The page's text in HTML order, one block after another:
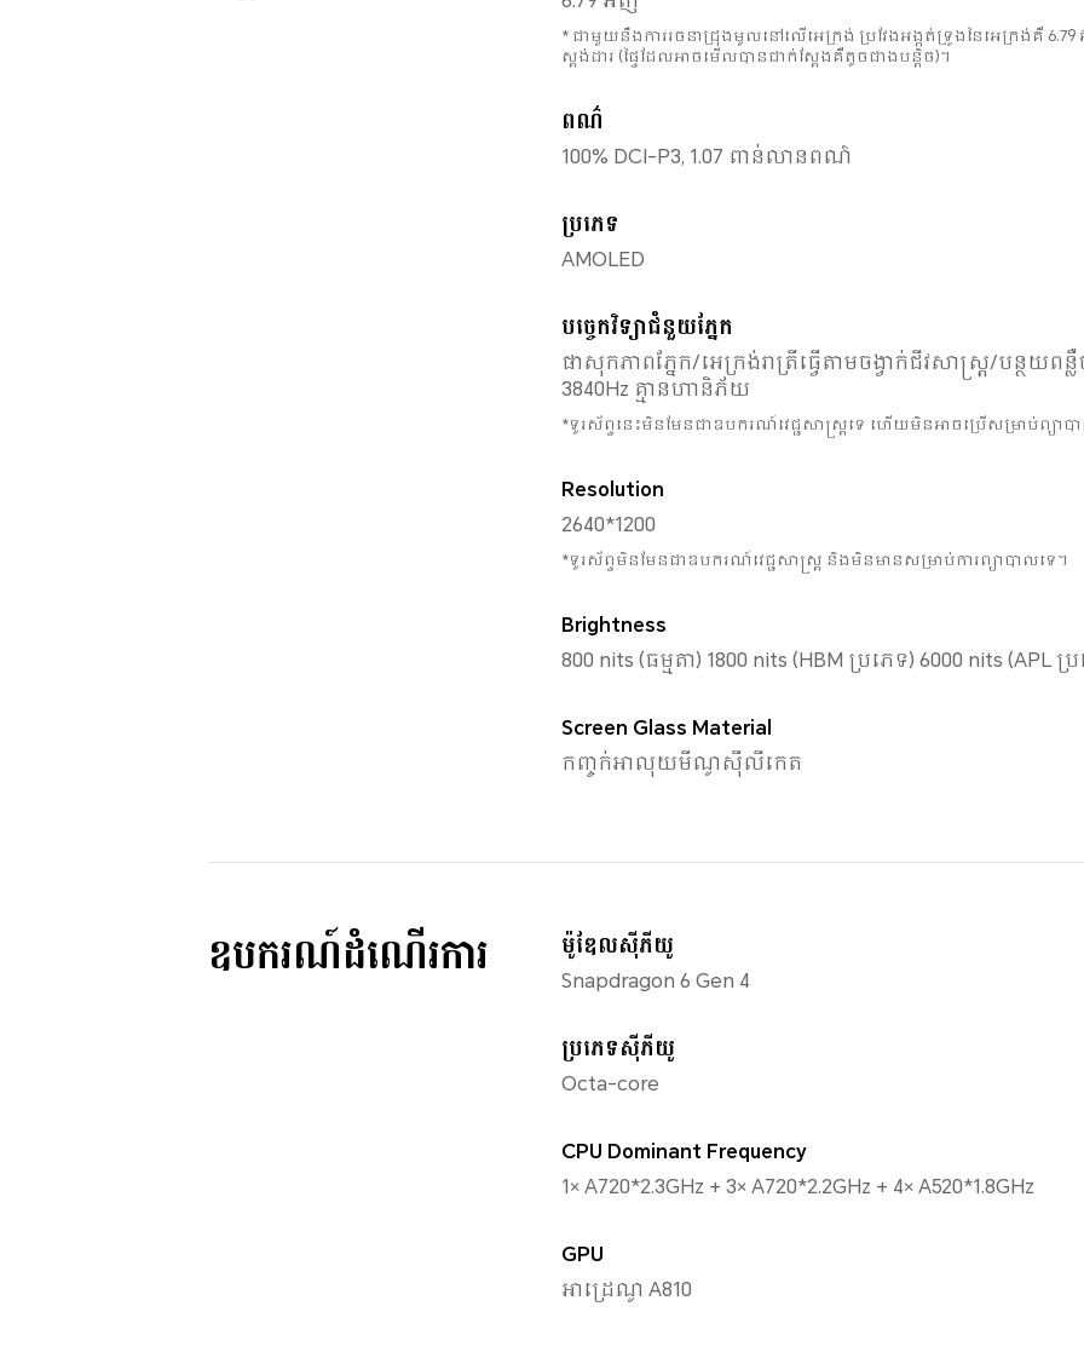
* ជាមួយនឹងការរចនាជ្រុងមូលនៅលើអេក្រង់ ប្រវែងអង្កត់ទ្រូងនៃអេក្រង់គឺ
ស្តង់ដារ (ផ្ទៃដែលអាចមើលបានជាក់ស្តែងគឺតូចជាងបន្តិច)។
ពណ៌
100% DCI-P3, 1.07 ពាន់លានពណ៌
ប្រភេទ
AMOLED
បច្ចេកវិទ្យាជំនួយភ្នែក
ផាសុកភាពភ្នែក/អេក្រង់រាត្រីធ្វើតាមចង្វាក់ជីវសាស្រ្ត/បន្ថយពន្លឺ
3840Hz គ្មានហានិភ័យ
*ទូរស័ព្ទនេះមិនមែនជាឧបករណ៍វេជ្ជសាស្ត្រទេ ហើយមិនអាចប្រើសម្រាប់ព្យាប
Resolution
2640*1200
*ទូរស័ព្ទមិនមែនជាឧបករណ៍វេជ្ជសាស្ត្រ និងមិនមានសម្រាប់ការព្យាបាលទេ។
Brightness
800 nits (ធម្មតា) 1800 nits (HBM ប្រភេទ) 6000 nits (APL ប្
Screen Glass Material
កញ្ចក់​អាលុយមីណូស៊ីលីកេត
ឧបករណ៍ដំណើរការ
ម៉ូឌែលសុីភីយូ
Snapdragon 6 Gen 4
ប្រភេទស៊ីភីយូ
Octa-core
CPU Dominant Frequency
1× A720*2.3GHz + 3× A720*2.2GHz + 4× A520*1.8GHz
GPU
អាដ្រេណូ A810